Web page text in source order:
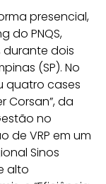
presencial,
do PNQS,
dois
(SP). No
quatro cases
Corsan”, da
no
de VRP em um
Sinos
alto